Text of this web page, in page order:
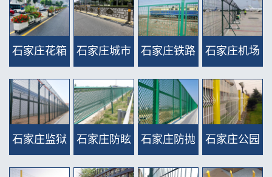
栏 >> 栏 >> （锌钢
类） >>
栏 >>
石家庄花箱
道路护
栏 >>
石家庄城市
道路文化护
栏 >>
石家庄铁路
护栏网 >>
石家庄机场
护栏网 >>
石家庄监狱
护栏网 >>
石家庄防眩
网护栏 >>
石家庄防抛
网护栏 >>
石家庄公园
厂区护栏网